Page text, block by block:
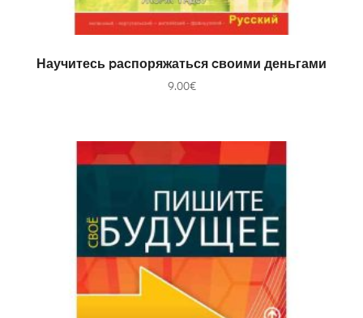
В КОРЗИНУ
Научитесь pаспоряжаться cвоими деньгами
9.00€